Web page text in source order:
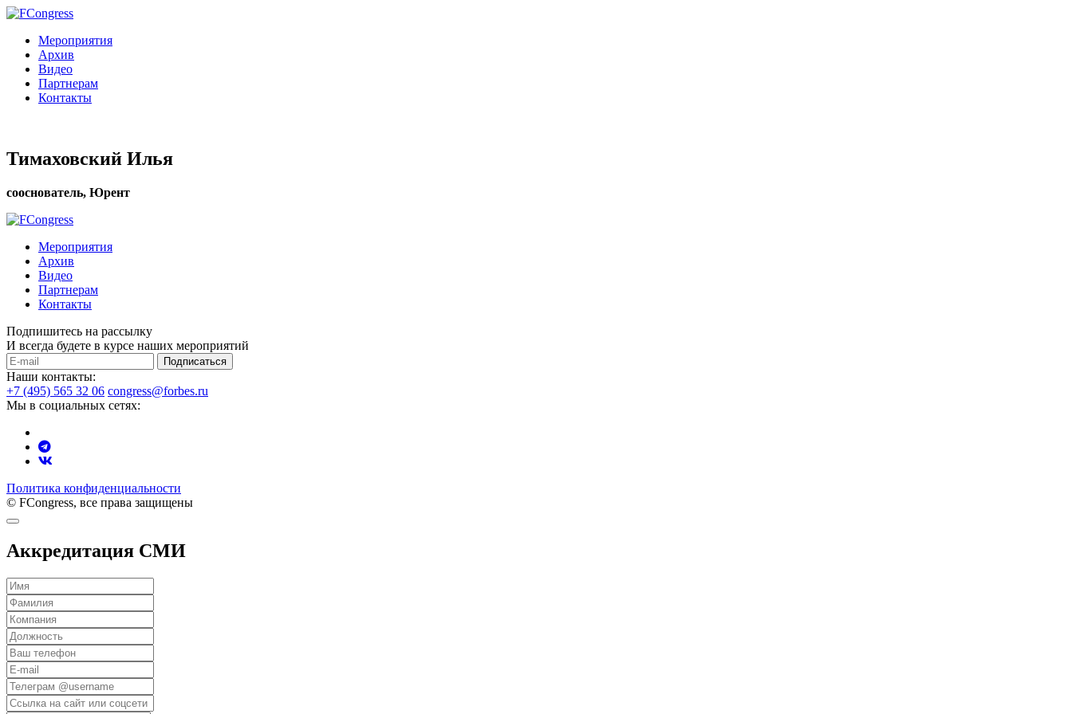
Мероприятия
Архив
Видео
Партнерам
Контакты
Тимаховский Илья
сооснователь, Юрент
Мероприятия
Архив
Видео
Партнерам
Контакты
Подпишитесь на рассылку
И всегда будете в курсе наших мероприятий
Подписаться
Наши контакты:
+7 (495) 565 32 06 congress@forbes.ru
Мы в социальных сетях:
Политика конфиденциальности
© FCongress, все права защищены
Аккредитация СМИ